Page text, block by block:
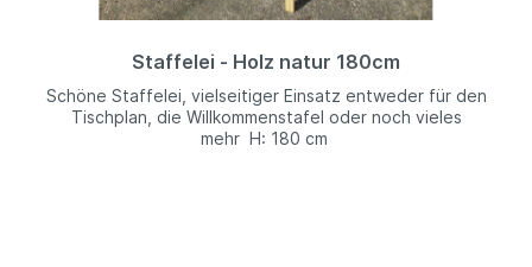
Staffelei - Holz natur 180cm
Schöne Staffelei, vielseitiger Einsatz entweder für den
Tischplan, die Willkommenstafel oder noch vieles
mehr H: 180 cm